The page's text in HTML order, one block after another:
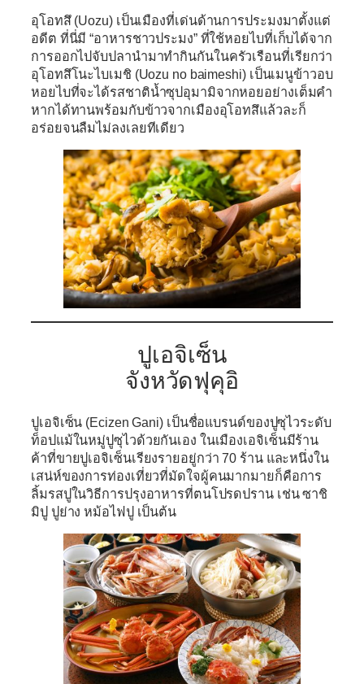
อุโอทสึ (Uozu)เป็นเมืองที่เด่นด้านการประมงมาตั้งแต่
อดีต ที่นี่มี “อาหารชาวประมง” ที่ใช้หอยไบที่เก็บได้จาก
การออกไปจับปลานำมาทำกินกันในครัวเรือนที่เรียกว่า
อุโอทสึโนะไบเมชิ (Uozu no baimeshi) เป็นเมนูข้าวอบ
หอยไบที่จะได้รสชาติน้ำซุปอุมามิจากหอยอย่างเต็มคำ
หากได้ทานพร้อมกับข้าวจากเมืองอุโอทสึแล้วละก็
อร่อยจนลืมไม่ลงเลยทีเดียว
ปูเอจิเซ็น
จังหวัดฟุคุอิ
ปูเอจิเซ็น (Ecizen Gani)เป็นชื่อแบรนด์ของปูซุไวระดับ
ท็อปแม้ในหมู่ปูซุไวด้วยกันเอง ในเมืองเอจิเซ็นมีร้าน
ค้าที่ขายปูเอจิเซ็นเรียงรายอยู่กว่า 70 ร้าน และหนึ่งใน
เสน่ห์ของการท่องเที่ยวที่มัดใจผู้คนมากมายก็คือการ
ลิ้มรสปูในวิธีการปรุงอาหารที่ตนโปรดปราน เช่น ซาชิ
มิปู ปูย่าง หม้อไฟปู เป็นต้น